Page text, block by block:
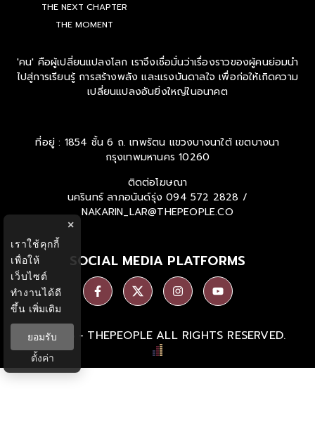
PEOPLE PLAY
THE NEXT CHAPTER
'คน' คือผู้เปลี่ยนแปลงโลก เราจึงเชื่อมั่นว่าเรื่องราวของผู้คนย่อมนำ
ไปสู่การเรียนรู้ การสร้างพลัง และแรงบันดาลใจ เพื่อก่อให้เกิดความ
ที่อยู่ : 1854 ชั้น 6 ถ. เทพรัตน แขวงบางนาใต้ เขตบางนา
กรุงเทพมหานคร 10260
ติดต่อโฆษณา
นครินทร์ ลาภอนันด์รุ่ง 094 572 2828 /
SOCIAL MEDIA PLATFORMS
Ⓒ 2026 - THEPEOPLE ALL RIGHTS RESERVED.
×
เราใช้คุกกี้
เพื่อให้
เว็บไซต์
ทำงานได้ดี
ขึ้น เพิ่มเติม
ยอมรับ
ตั้งค่า